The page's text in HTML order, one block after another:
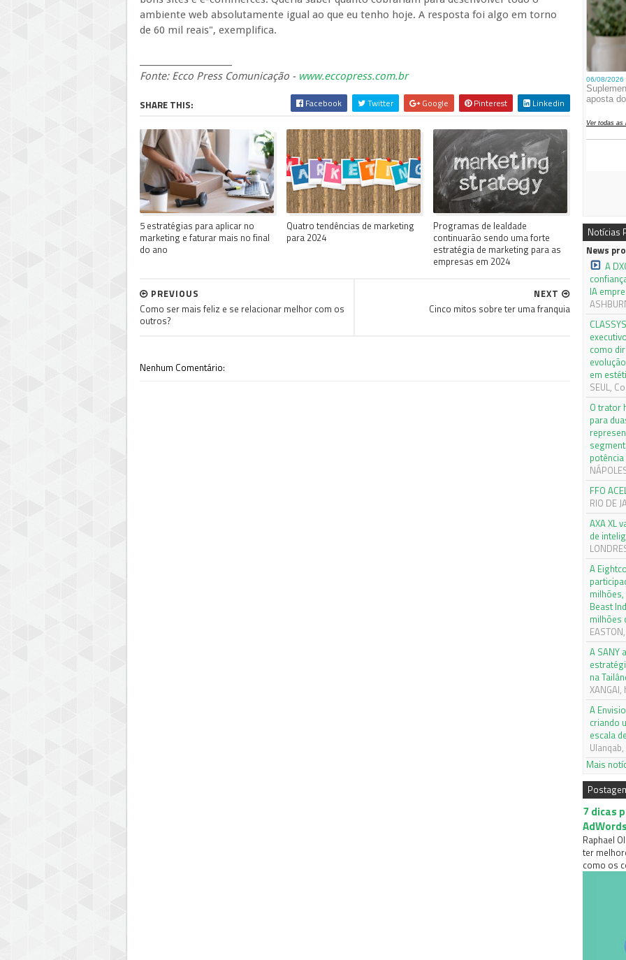
ambiente web absolutamente igual ao que eu tenho hoje. A resposta foi algo em torno
de 60 mil reais", exemplifica.
Fonte: Ecco Press Comunicação - www.eccopress.com.br
SHARE THIS: Facebook Twitter Google Pinterest Linkedin
5 estratégias para aplicar no
marketing e faturar mais no final
do ano
Quatro tendências de marketing
para 2024
Programas de lealdade
continuarão sendo uma forte
estratégia de marketing para as
empresas em 2024
NEXT
Cinco mitos sobre ter uma franquia
PREVIOUS
Como ser mais feliz e se relacionar melhor com os
outros?
Nenhum Comentário:
Notícias
News
A
IA
como
em
SEUL,
O trator
para
potência
FFO
RIO DE
AXA XL
de
A
Beast
milhões
A SANY
na
A
criando
escala
Mais
7 dicas
Raphael
ter
como os